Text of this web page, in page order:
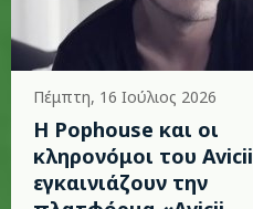
Πέμπτη, 16 Ιούλιος 2026
Η Pophouse και οι
κληρονόμοι του Avicii
εγκαινιάζουν την